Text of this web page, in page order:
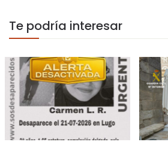
Te podría interesar